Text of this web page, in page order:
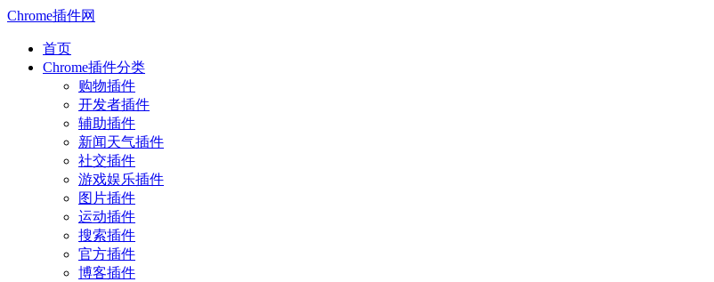
Chrome插件网
首页
Chrome插件分类
购物插件
开发者插件
辅助插件
新闻天气插件
社交插件
游戏娱乐插件
图片插件
运动插件
搜索插件
官方插件
博客插件